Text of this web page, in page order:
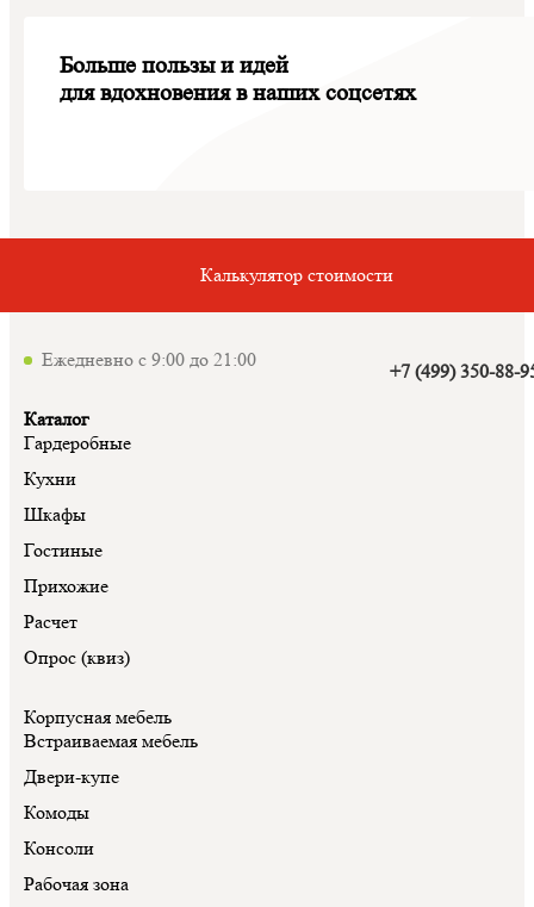
Больше пользы и идей
для вдохновения в наших соцсетях
Калькулятор стоимости
Ежедневно с 9:00 до 21:00
+7 (499) 350-88-
Каталог
Гардеробные
Кухни
Шкафы
Гостиные
Прихожие
Расчет
Опрос (квиз)
Корпусная мебель
Встраиваемая мебель
Двери-купе
Комоды
Консоли
Рабочая зона